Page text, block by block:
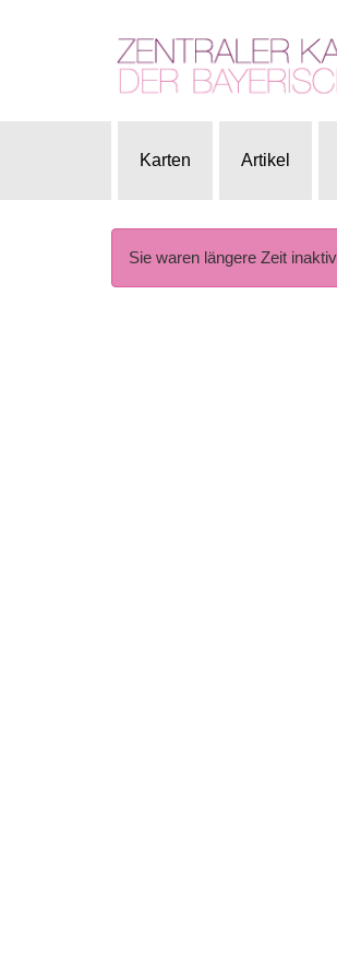
Karten Artikel
Sie waren längere Zeit